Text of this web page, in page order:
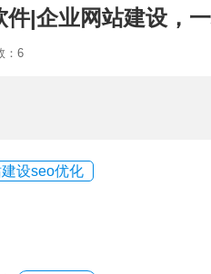
件|企业网站建设，
：6
设seo优化